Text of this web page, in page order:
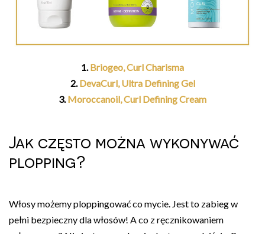
1.Briogeo, Curl Charisma
2.DevaCurl, Ultra Defining Gel
3.Moroccanoil, Curl Defining Cream
Jak często można wykonywać
plopping?
Włosy możemy ploppingować co mycie. Jest to zabieg w
pełni bezpieczny dla włosów! A co z ręcznikowaniem